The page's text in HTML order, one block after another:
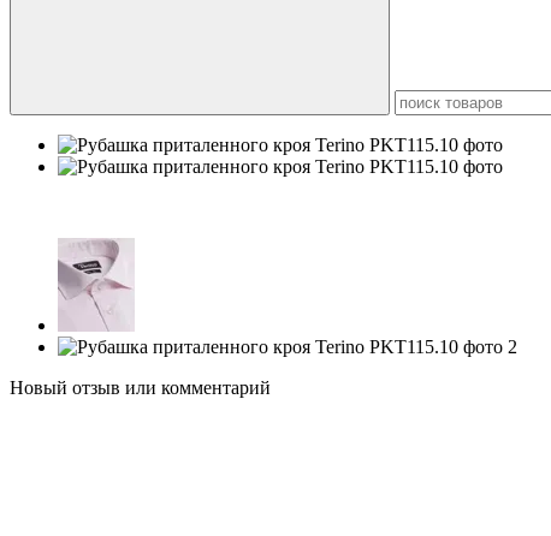
Новый отзыв или комментарий